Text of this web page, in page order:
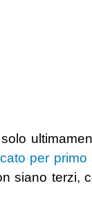
per primo
siano terzi,